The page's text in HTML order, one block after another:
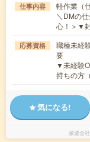
仕事内容
軽作業（
＼DMの
心！＞▼
応募資格
職種未経
要
▼未経験
持ちの方
気になる!
派遣会社